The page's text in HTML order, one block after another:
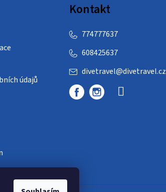
údajů
Kontakt
divetravel@divetravel.cz
608425637
774777637